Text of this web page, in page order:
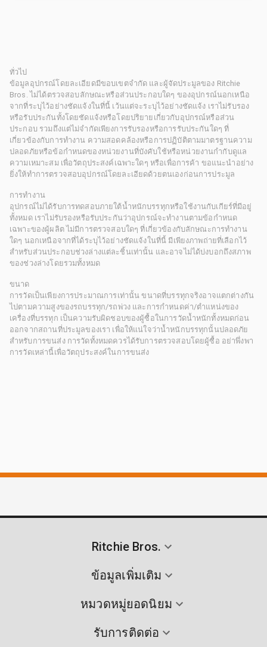
ทั่วไป
ข้อมูลอุปกรณ์โดยละเอียดมีขอบเขตจำกัด และผู้จัดประมูลของ Ritchie
Bros. ไม่ได้ตรวจสอบลักษณะหรือส่วนประกอบใดๆ ของอุปกรณ์นอกเหนือ
จากที่ระบุไว้อย่างชัดแจ้งในที่นี้ เว้นแต่จะระบุไว้อย่างชัดแจ้ง เราไม่รับรอง
หรือรับประกันทั้งโดยชัดแจ้งหรือโดยปริยายเกี่ยวกับอุปกรณ์หรือส่วน
ประกอบ รวมถึงแต่ไม่จำกัดเพียงการรับรองหรือการรับประกันใดๆ ที่
เกี่ยวข้องกับการทำงาน ความสอดคล้องหรือการปฏิบัติตามมาตรฐานความ
ปลอดภัยหรือข้อกำหนดของหน่วยงานที่บังคับใช้หรือหน่วยงานกำกับดูแล
ความเหมาะสม เพื่อวัตถุประสงค์เฉพาะใดๆ หรือเพื่อการค้า ขอแนะนำอย่าง
ยิ่งให้ทำการตรวจสอบอุปกรณ์โดยละเอียดด้วยตนเองก่อนการประมูล
การทำงาน
อุปกรณ์ไม่ได้รับการทดสอบภายใต้น้ำหนักบรรทุกหรือใช้งานกับเกียร์ที่มีอยู่
ทั้งหมด เราไม่รับรองหรือรับประกันว่าอุปกรณ์จะทำงานตามข้อกำหนด
เฉพาะของผู้ผลิต ไม่มีการตรวจสอบใดๆ ที่เกี่ยวข้องกับลักษณะการทำงาน
ใดๆ นอกเหนือจากที่ได้ระบุไว้อย่างชัดแจ้งในที่นี้ มีเพียงภาพถ่ายที่เลือกไว้
สำหรับส่วนประกอบช่วงล่างแต่ละชิ้นเท่านั้น และอาจไม่ได้บ่งบอกถึงสภาพ
ของช่วงล่างโดยรวมทั้งหมด
ขนาด
การวัดเป็นเพียงการประมาณการเท่านั้น ขนาดที่บรรทุกจริงอาจแตกต่างกัน
ไปตามความสูงของรถบรรทุก/รถพ่วง และการกำหนดค่า/ตำแหน่งของ
เครื่องที่บรรทุก เป็นความรับผิดชอบของผู้ซื้อในการวัดน้ำหนักทั้งหมดก่อน
ออกจากสถานที่ประมูลของเรา เพื่อให้แน่ใจว่าน้ำหนักบรรทุกนั้นปลอดภัย
สำหรับการขนส่ง การวัดทั้งหมดควรได้รับการตรวจสอบโดยผู้ซื้อ อย่าพึ่งพา
การวัดเหล่านี้เพื่อวัตถุประสงค์ในการขนส่ง
Ritchie Bros.
ข้อมูลเพิ่มเติม
หมวดหมู่ยอดนิยม
รับการติดต่อ